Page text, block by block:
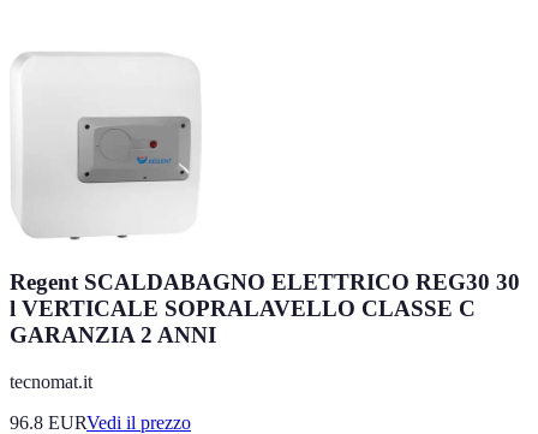
Regent SCALDABAGNO ELETTRICO REG30 30
l VERTICALE SOPRALAVELLO CLASSE C
GARANZIA 2 ANNI
tecnomat.it
96.8 EURVedi il prezzo